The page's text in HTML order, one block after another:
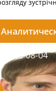
08-06
2026-08-04
2026-05-